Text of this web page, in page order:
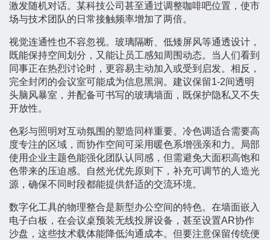
激发随机对话。某科技公司甚至通过调整咖啡吧位置，使市
场与技术团队的日常接触频率增加了两倍。
视觉连通性也不容忽视。玻璃隔断、低矮屏风等通透设计，
既能保持空间划分，又能让员工感知周围动态。当人们看到
同事正在热烈讨论时，更容易主动加入或受到启发。相反，
完全封闭的会议室可能成为信息黑洞。建议保留1-2间透明
头脑风暴室，并配备可书写的玻璃墙面，既保护隐私又不失
开放性。
色彩与照明对互动氛围的塑造同样重要。冷色调适合需要高
度专注的区域，而协作空间可采用暖色系增强亲和力。局部
使用企业主题色能强化团队认同感，但需避免大面积高饱和
色带来的压迫感。自然光优先原则下，补充可调节的人造光
源，确保不同时段都能提供舒适的交流环境。
数字化工具的物理整合是新型办公空间的特色。在墙面嵌入
电子白板，在会议桌预装无线投屏设备，甚至设置AR协作
沙盘，这些技术载体能降低沟通成本。但要注意保留传统便